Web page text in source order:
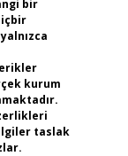
bir
kurum
taslak